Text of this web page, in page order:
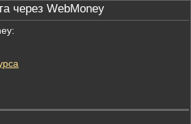
через WebMoney